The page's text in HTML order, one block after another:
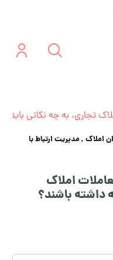
تجاری، به چه نکاتی باید
املاک, مدیریت ارتباط با
املاک
داشته باشند؟